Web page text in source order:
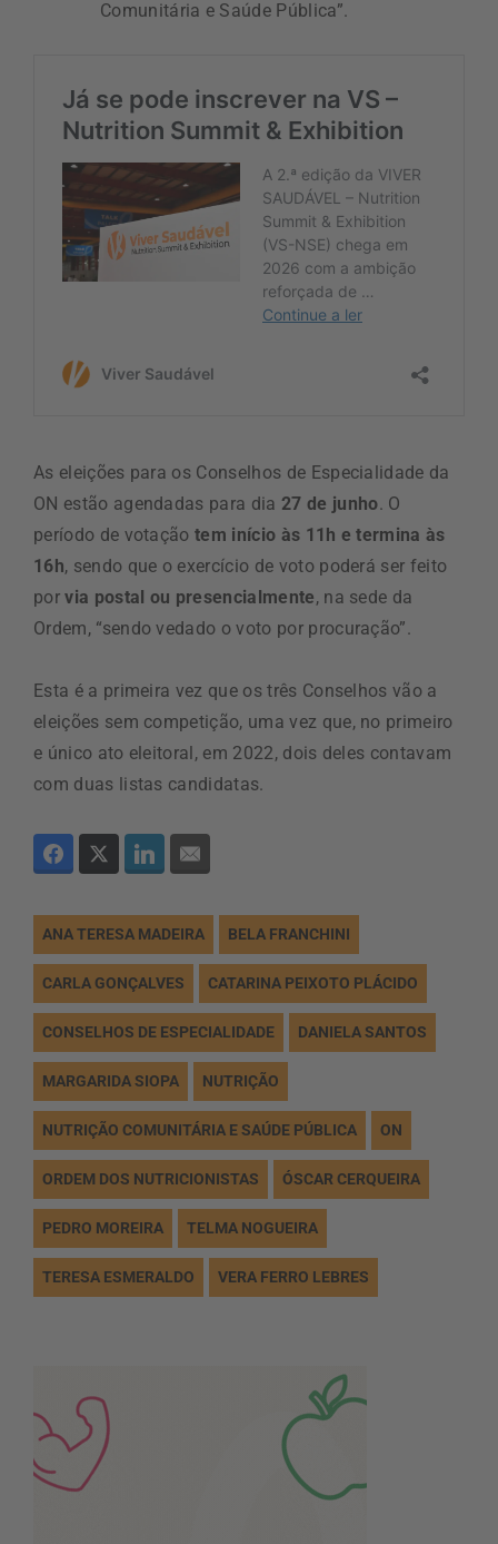
Comunitária e Saúde Pública”.
As eleições para os Conselhos de Especialidade da
ON estão agendadas para dia 27 de junho. O
período de votaçãotem início às 11h e termina às
16h, sendo que o exercício de voto poderá ser feito
porvia postal ou presencialmente, na sede da
Ordem, “sendo vedado o voto por procuração”.
Esta é a primeira vez que os três Conselhos vão a
eleições sem competição, uma vez que, no primeiro
e único ato eleitoral, em 2022, dois deles contavam
com duas listas candidatas.
ANA TERESA MADEIRA BELA FRANCHINI
CARLA GONÇALVES CATARINA PEIXOTO PLÁCIDO
CONSELHOS DE ESPECIALIDADE DANIELA SANTOS
MARGARIDA SIOPA NUTRIÇÃO
NUTRIÇÃO COMUNITÁRIA E SAÚDE PÚBLICA ON
ORDEM DOS NUTRICIONISTAS ÓSCAR CERQUEIRA
PEDRO MOREIRA TELMA NOGUEIRA
TERESA ESMERALDO VERA FERRO LEBRES